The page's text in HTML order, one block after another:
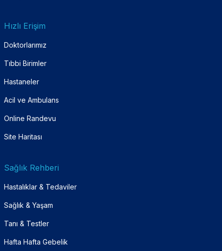
Hızlı Erişim
Doktorlarımız
Tıbbi Birimler
Hastaneler
Acil ve Ambulans
Online Randevu
Site Haritası
Sağlık Rehberi
Hastalıklar & Tedaviler
Sağlık & Yaşam
Tanı & Testler
Hafta Hafta Gebelik